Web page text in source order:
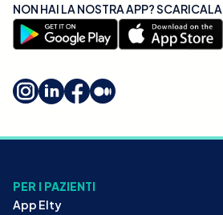
NON HAI LA NOSTRA APP? SCARICALA
PER I PAZIENTI
App Elty